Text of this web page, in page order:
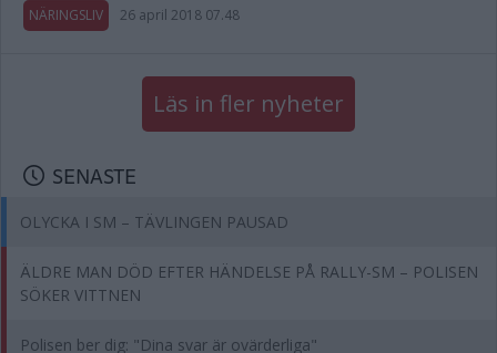
NÄRINGSLIV 26 april 2018 07.48
Läs in fler nyheter
SENASTE
OLYCKA I SM – TÄVLINGEN PAUSAD
ÄLDRE MAN DÖD EFTER HÄNDELSE PÅ RALLY-SM – POLISEN
SÖKER VITTNEN
Polisen ber dig: "Dina svar är ovärderliga"